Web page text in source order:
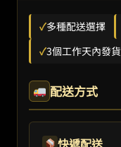
✓多種配送選擇
✓3個工作天內發貨
配送方式